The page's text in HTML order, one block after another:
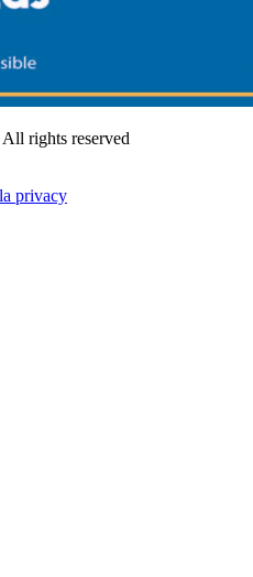
rights reserved
privacy